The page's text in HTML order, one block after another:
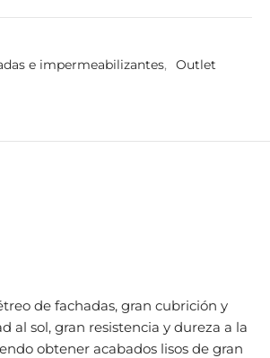
e impermeabilizantes,
Outlet
de fachadas, gran cubrición y
al sol, gran resistencia y dureza a la
obtener acabados lisos de gran